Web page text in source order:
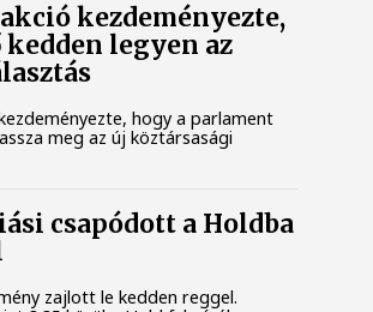
kezdeményezte,
legyen az
hogy a parlament
meg az új köztársasági
csapódott a Holdba
zajlott le kedden reggel.